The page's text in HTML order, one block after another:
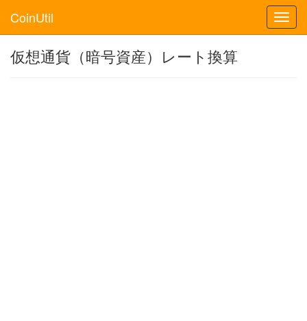
CoinUtil
仮想通貨（暗号資産）レート換算